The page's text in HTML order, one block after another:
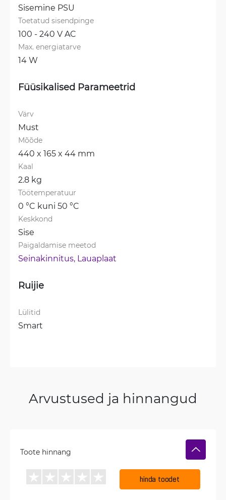
Sisemine PSU
Toetatud sisendpinge
100 - 240 V AC
Max. energiatarve
14 W
Füüsikalised Parameetrid
Värv
Must
Mõõde
440 x 165 x 44 mm
Kaal
2.8 kg
Töötemperatuur
0 °C kuni 50 °C
Keskkond
Sise
Paigaldamise meetod
Seinakinnitus, Lauaplaat
Ruijie
Lülitid
Smart
Arvustused ja hinnangud
Toote hinnang
hinda toodet